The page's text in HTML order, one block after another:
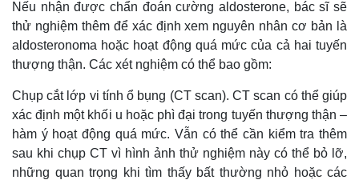
Nếu nhận được chẩn đoán cường aldosterone, bác sĩ sẽ
thử nghiệm thêm để xác định xem nguyên nhân cơ bản là
aldosteronoma hoặc hoạt động quá mức của cả hai tuyến
thượng thận. Các xét nghiệm có thể bao gồm:
Chụp cắt lớp vi tính ổ bụng (CT scan). CT scan có thể giúp
xác định một khối u hoặc phì đại trong tuyến thượng thận –
hàm ý hoạt động quá mức. Vẫn có thể cần kiểm tra thêm
sau khi chụp CT vì hình ảnh thử nghiệm này có thể bỏ lỡ,
những quan trọng khi tìm thấy bất thường nhỏ hoặc các